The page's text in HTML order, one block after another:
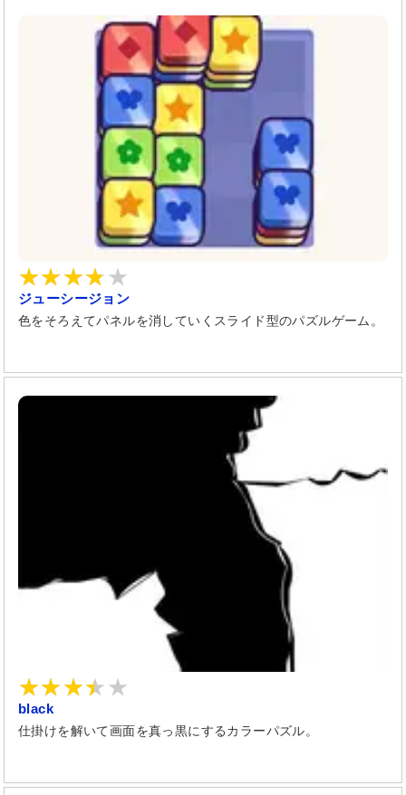
ジューシージョン
色をそろえてパネルを消していくスライド型のパズルゲーム。
black
仕掛けを解いて画面を真っ黒にするカラーパズル。